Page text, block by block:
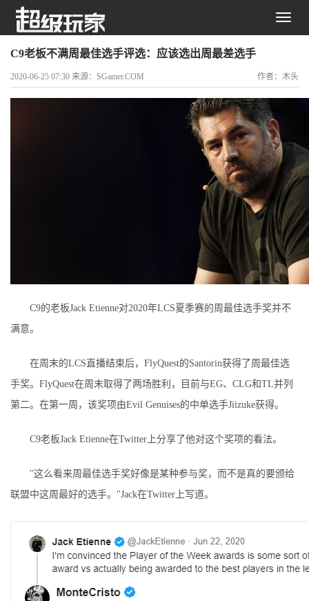
C9老板不满周最佳选手评选：应该选出周最差选手
2020-06-25 07:30 来源：SGamer.COM 作者：木头
C9的老板Jack Etienne对2020年LCS夏季赛的周最佳选手奖并不
满意。
在周末的LCS直播结束后，FlyQuest的Santorin获得了周最佳选
手奖。FlyQuest在周末取得了两场胜利，目前与EG、CLG和TL并列
第二。在第一周，该奖项由Evil Genuises的中单选手Jiizuke获得。
C9老板Jack Etienne在Twitter上分享了他对这个奖项的看法。
"这么看来周最佳选手奖好像是某种参与奖，而不是真的要颁给
联盟中这周最好的选手。"Jack在Twitter上写道。